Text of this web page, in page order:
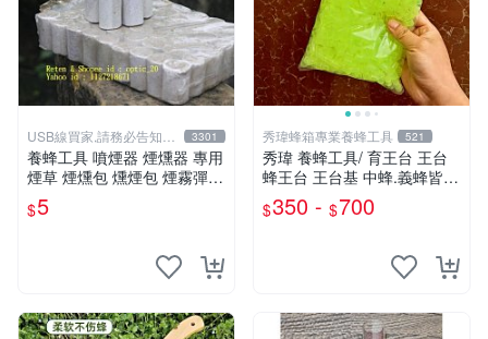
USB線買家,請務必告知相
機型號
3301
養蜂工具 噴煙器 煙燻器 專用
煙草 煙燻包 燻煙包 煙霧彈
另有 煙燻器 防蜂衣 羊皮手套
$5
秀瑋蜂箱專業養蜂工具 521
秀瑋 養蜂工具/ 育王台 王台
蜂王台 王台基 中蜂.義蜂皆可
使用 [有2款可選擇][此賣場售
整包]
$350 - $700